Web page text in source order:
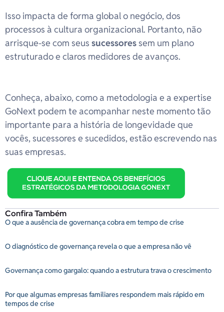
Confira Também
O que a ausência de governança cobra em tempo de crise
O diagnóstico de governança revela o que a empresa não vê
Governança como gargalo: quando a estrutura trava o crescimento
Por que algumas empresas familiares respondem mais rápido em
tempos de crise
Isso impacta de forma global o negócio, dos
processos à cultura organizacional. Portanto, não
arrisque-se com seus sucessores sem um plano
estruturado e claros medidores de avanços.
Conheça, abaixo, como a metodologia e a expertise
GoNext podem te acompanhar neste momento tão
importante para a história de longevidade que
vocês, sucessores e sucedidos, estão escrevendo nas
suas empresas.